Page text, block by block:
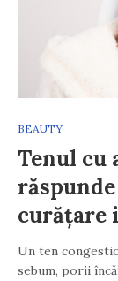
BEAUTY
Tenul cu
curățare
Un ten
sebum, porii